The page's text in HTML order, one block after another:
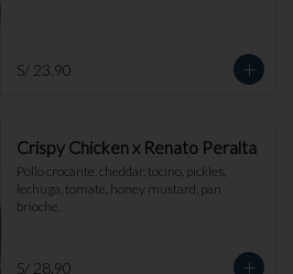
S/ 23.90
Crispy Chicken x Renato Peralta
Pollo crocante, cheddar, tocino, pickles,
lechuga, tomate, honey mustard, pan
brioche.
S/ 28.90